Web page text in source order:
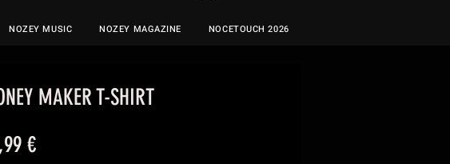
MAKER T-SHIRT
€Prezzo
NOZEY MUSIC NOZEY MAGAZINE NOCETOUCH 2026